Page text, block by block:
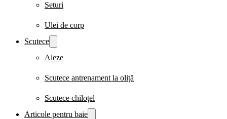
Seturi
Ulei de corp
Scutece
Aleze
Scutece antrenament la oliță
Scutece chiloțel
Articole pentru baie